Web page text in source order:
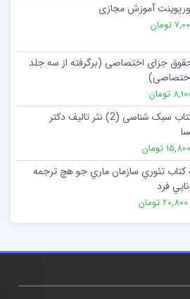
آموزش مجازی
تومان
جزای اختصاصی (برگرفته از سه جلد
تومان
دانلود جزوه کتاب سبک شناسی (2) نثر تالیف دکتر
15,800 تومان
کتاب تئوري سازمان ماري جو هچ ترجمه
فرد
20,800 تومان